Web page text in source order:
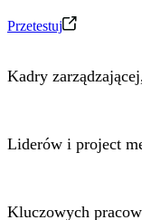
Przetestuj
Kadry
Liderów i project
Kluczowych